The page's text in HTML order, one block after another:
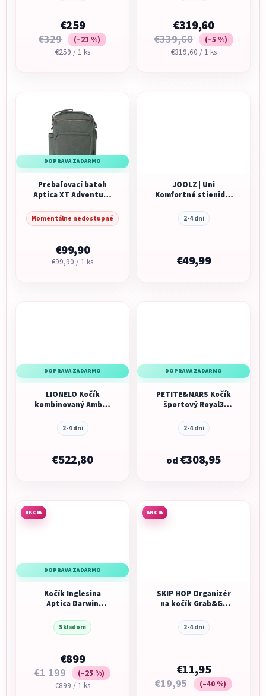
€259
€329
(–21 %)
Jednotková
€259 / 1 ks
€319,60
€339,60
(–5 %)
Jednotková
€319,60 / 1 ks
DOPRAVA ZADARMO
Prebaľovací batoh
Aptica XT Adventure
Momentálne nedostupné
€99,90
Jednotková
€99,90 / 1 ks
JOOLZ | Uni
Komfortné stienidlo
2-4 dni
€49,99
DOPRAVA ZADARMO
LIONELO Kočík
kombinovaný Amber
2-4 dni
€522,80
DOPRAVA ZADARMO
PETITE&MARS Kočík
športový Royal3
2-4 dni
od €308,95
AKCIA
DOPRAVA ZADARMO
Kočík Inglesina
Aptica Darwin
Beige
Skladom
€899
€1 199
(–25 %)
Jednotková
€899 / 1 ks
AKCIA
SKIP HOP Organizér
na kočík Grab&Go
2-4 dni
€11,95
€19,95 (–40 %)